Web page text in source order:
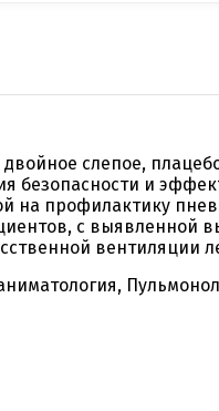
слепое,
безопасности и
на профилактику
с выявленной
вентиляции